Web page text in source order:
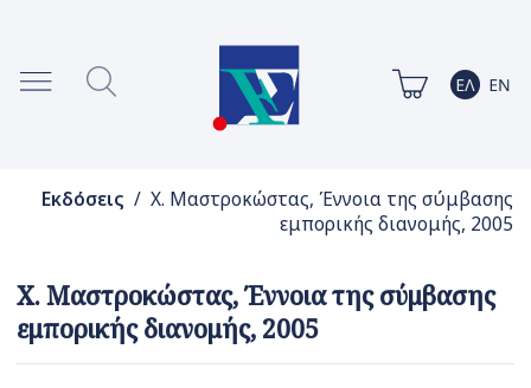
Εκδόσεις / Χ. Μαστροκώστας, Έννοια της σύμβασης
εμπορικής διανομής, 2005
Χ. Μαστροκώστας, Έννοια της σύμβασης
εμπορικής διανομής, 2005